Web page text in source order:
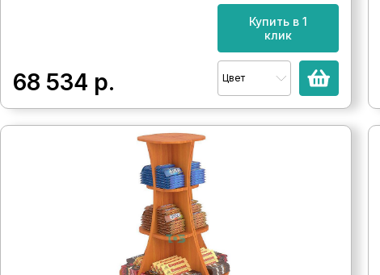
68 534 р.
Купить в 1
клик
Цвет